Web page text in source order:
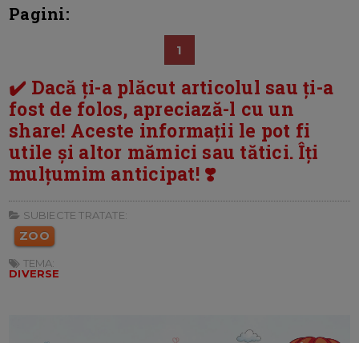
Pagini:
1
✔️ Dacă ți-a plăcut articolul sau ți-a
fost de folos, apreciază-l cu un
share! Aceste informații le pot fi
utile și altor mămici sau tătici. Îți
mulțumim anticipat! ❣️
SUBIECTE TRATATE:
ZOO
TEMA:
DIVERSE